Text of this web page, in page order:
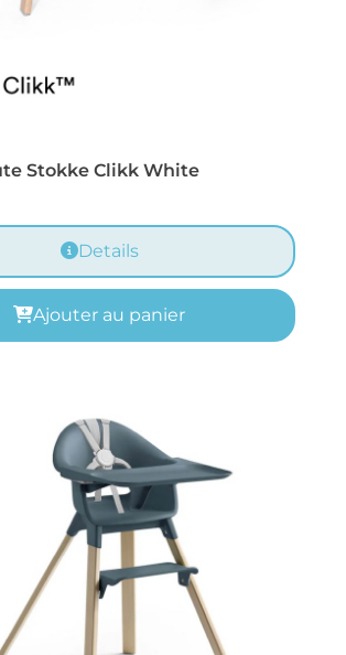
Stokke Clikk White
Details
Ajouter au panier